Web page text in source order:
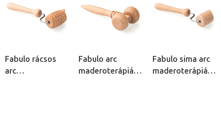
Fabulo rácsos
arc
Fabulo arc
maderoterápiás
Fabulo sima arc
maderoterápiás